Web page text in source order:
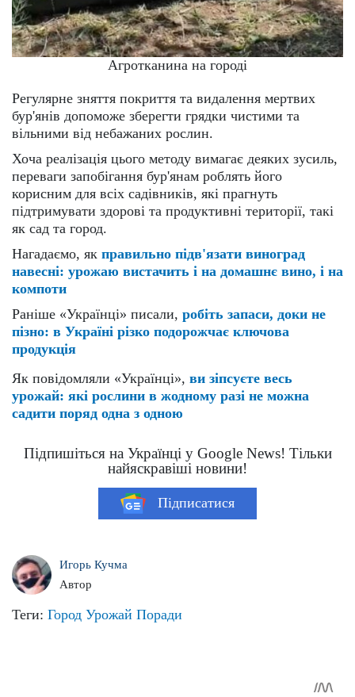
Агротканина на городі
Регулярне зняття покриття та видалення мертвих
бур'янів допоможе зберегти грядки чистими та
вільними від небажаних рослин.
Хоча реалізація цього методу вимагає деяких зусиль,
переваги запобігання бур'янам роблять його
корисним для всіх садівників, які прагнуть
підтримувати здорові та продуктивні території, такі
як сад та город.
Нагадаємо, як правильно підв'язати виноград
навесні: урожаю вистачить і на домашнє вино, і на
компоти
Раніше «Українці» писали, робіть запаси, доки не
пізно: в Україні різко подорожчає ключова
продукція
Як повідомляли «Українці», ви зіпсуєте весь
урожай: які рослини в жодному разі не можна
садити поряд одна з одною
Підпишіться на Українці у Google News! Тільки
найяскравіші новини!
Підписатися
Игорь Кучма
Автор
Теги: Город Урожай Поради